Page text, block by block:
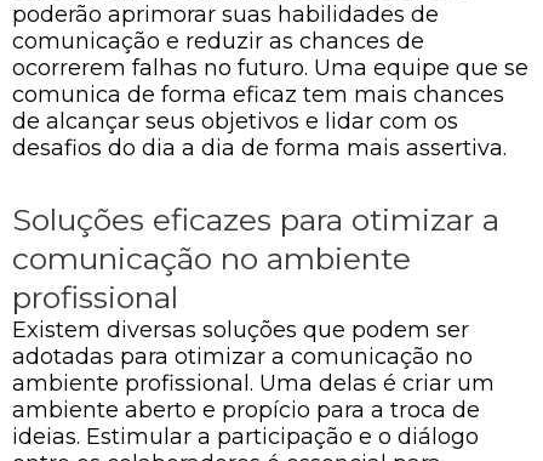
poderão aprimorar suas habilidades de
comunicação e reduzir as chances de
ocorrerem falhas no futuro. Uma equipe que se
comunica de forma eficaz tem mais chances
de alcançar seus objetivos e lidar com os
desafios do dia a dia de forma mais assertiva.
Soluções eficazes para otimizar a
comunicação no ambiente
profissional
Existem diversas soluções que podem ser
adotadas para otimizar a comunicação no
ambiente profissional. Uma delas é criar um
ambiente aberto e propício para a troca de
ideias. Estimular a participação e o diálogo